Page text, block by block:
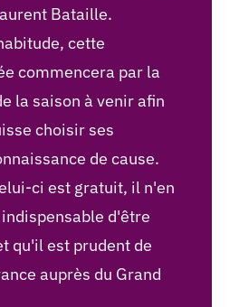
Bataille.
cette
commencera par la
la saison à venir afin
choisir ses
de cause.
ci est gratuit, il n'en
d'être
qu'il est prudent de
auprès du Grand